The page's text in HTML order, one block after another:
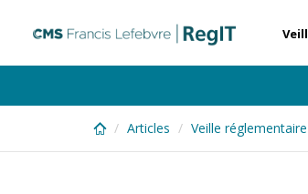
content
Articles Veille réglementaire